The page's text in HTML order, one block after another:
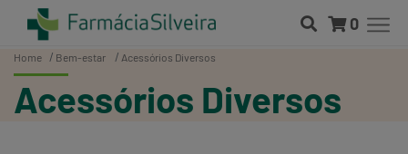
0
Home Bem-estar Acessórios Diversos
Acessórios Diversos